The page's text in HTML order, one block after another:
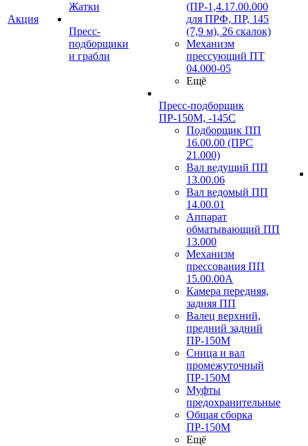
Акция
Жатки
Пресс-
подборщики
и грабли
(ПР-1,4.17.00.000
для ПРФ, ПР, 145
(7,9 м), 26 скалок)
Механизм
прессующий ПТ
04.000-05
Ещё
Пресс-подборщик
ПР-150М, -145С
Подборщик ПП
16.00.00 (ПРС
21.000)
Вал ведущий ПП
13.00.06
Вал ведомый ПП
14.00.01
Аппарат
обматывающий ПП
13.000
Механизм
прессования ПП
15.00.00А
Камера передняя,
задняя ПП
Валец верхний,
предний задний
ПР-150М
Сница и вал
промежуточный
ПР-150М
Муфты
предохранительные
Общая сборка
ПР-150М
Ещё